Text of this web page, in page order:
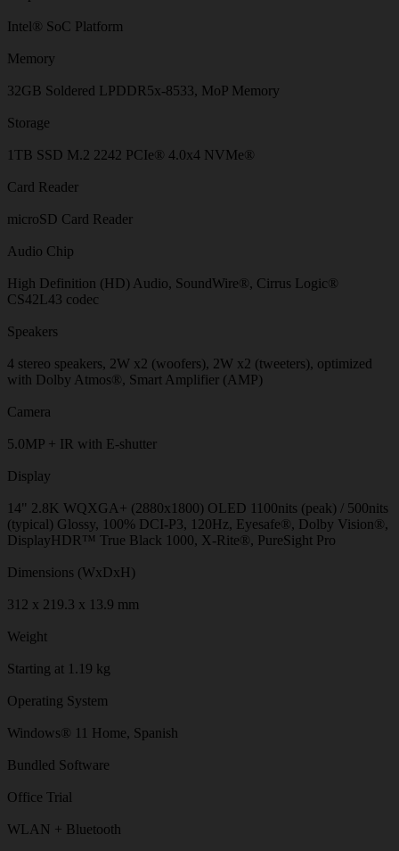
Intel® SoC Platform
Memory
32GB Soldered LPDDR5x-8533, MoP Memory
Storage
1TB SSD M.2 2242 PCIe® 4.0x4 NVMe®
Card Reader
microSD Card Reader
Audio Chip
High Definition (HD) Audio, SoundWire®, Cirrus Logic®
CS42L43 codec
Speakers
4 stereo speakers, 2W x2 (woofers), 2W x2 (tweeters), optimized
with Dolby Atmos®, Smart Amplifier (AMP)
Camera
5.0MP + IR with E-shutter
Display
14" 2.8K WQXGA+ (2880x1800) OLED 1100nits (peak) / 500nits
(typical) Glossy, 100% DCI-P3, 120Hz, Eyesafe®, Dolby Vision®,
DisplayHDR™ True Black 1000, X-Rite®, PureSight Pro
Dimensions (WxDxH)
312 x 219.3 x 13.9 mm
Weight
Starting at 1.19 kg
Operating System
Windows® 11 Home, Spanish
Bundled Software
Office Trial
WLAN + Bluetooth